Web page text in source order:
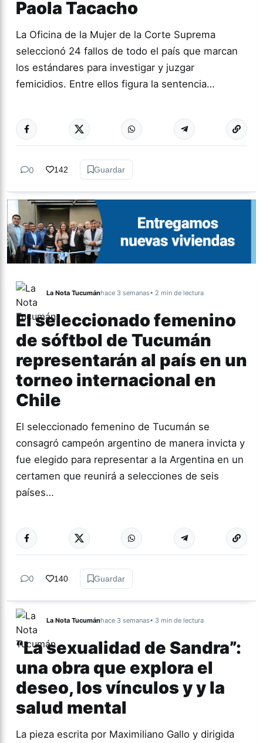
Paola Tacacho
La Oficina de la Mujer de la Corte Suprema
seleccionó 24 fallos de todo el país que marcan
los estándares para investigar y juzgar
femicidios. Entre ellos figura la sentencia…
GÉNERO Y
DIVERSIDAD
Más
0 142 Guardar
La Nota Tucumánhace 3 semanas• 2 min de lectura
El seleccionado femenino
de sóftbol de Tucumán
representarán al país en un
torneo internacional en
Chile
El seleccionado femenino de Tucumán se
consagró campeón argentino de manera invicta y
fue elegido para representar a la Argentina en un
certamen que reunirá a selecciones de seis
países…
DEPORTES Más
0 140 Guardar
La Nota Tucumánhace 3 semanas• 3 min de lectura
“La sexualidad de Sandra”:
una obra que explora el
deseo, los vínculos y y la
salud mental
La pieza escrita por Maximiliano Gallo y dirigida